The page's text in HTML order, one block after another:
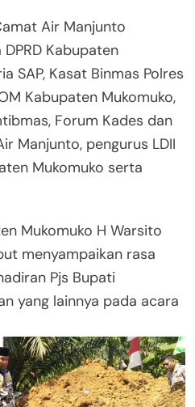
Air Manjunto
Kabupaten
SAP, Kasat Binmas Polres
Kabupaten Mukomuko,
Forum Kades dan
Manjunto, pengurus LDII
Mukomuko serta
Mukomuko H Warsito
menyampaikan rasa
Pjs Bupati
yang lainnya pada acara